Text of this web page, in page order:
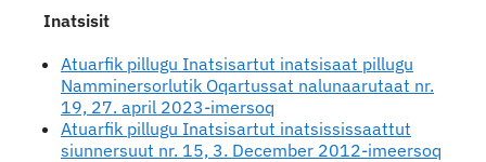
Inatsisit
Atuarfik pillugu Inatsisartut inatsisaat pillugu
Namminersorlutik Oqartussat nalunaarutaat nr.
19, 27. april 2023-imersoq
Atuarfik pillugu Inatsisartut inatsississaattut
siunnersuut nr. 15, 3. December 2012-imeersoq